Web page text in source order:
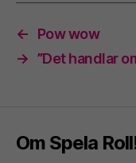
←
Pow wow
→ ”Det handlar
Om Spela